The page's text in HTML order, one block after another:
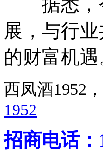
展，与行
的财富机遇
西凤酒1952
1952
招商电话：